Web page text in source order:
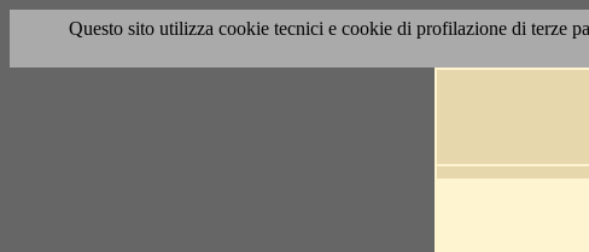
Questo sito utilizza cookie tecnici e cookie di profilazione di terze